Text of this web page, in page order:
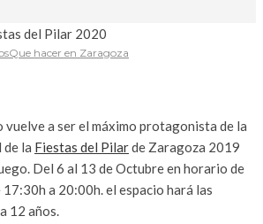
Que hacer en Zaragoza
vuelve a ser el máximo protagonista de la
la Fiestas del Pilarde Zaragoza 2019
Del 6 al 13 de Octubre en horario de
a 20:00h. el espacio hará las
12 años.